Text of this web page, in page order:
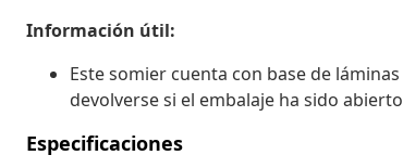
Información útil:
Este somier cuenta con base de
devolverse si el embalaje ha sido
Especificaciones